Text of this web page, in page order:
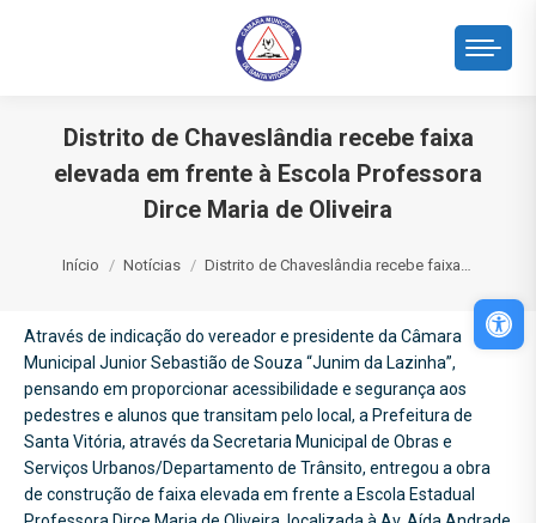
Distrito de Chaveslândia recebe faixa
elevada em frente à Escola Professora
Dirce Maria de Oliveira
Início Notícias Distrito de Chaveslândia recebe faixa…
Através de indicação do vereador e presidente da Câmara
Municipal Junior Sebastião de Souza “Junim da Lazinha”,
pensando em proporcionar acessibilidade e segurança aos
pedestres e alunos que transitam pelo local, a Prefeitura de
Santa Vitória, através da Secretaria Municipal de Obras e
Serviços Urbanos/Departamento de Trânsito, entregou a obra
de construção de faixa elevada em frente a Escola Estadual